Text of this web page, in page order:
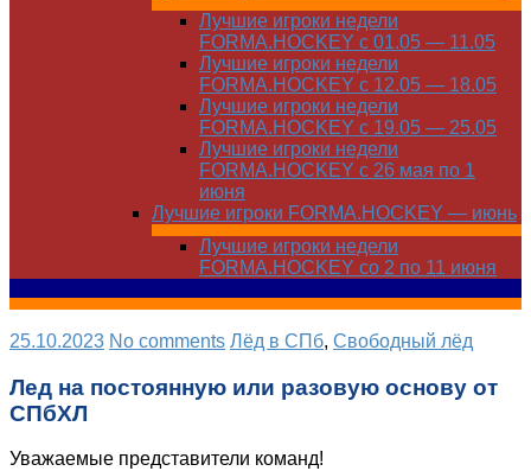
Лучшие игроки недели
FORMA.HOCKEY с 01.05 — 11.05
Лучшие игроки недели
FORMA.HOCKEY с 12.05 — 18.05
Лучшие игроки недели
FORMA.HOCKEY с 19.05 — 25.05
Лучшие игроки недели
FORMA.HOCKEY с 26 мая по 1
июня
Лучшие игроки FORMA.HOCKEY — июнь
Лучшие игроки недели
FORMA.HOCKEY со 2 по 11 июня
25.10.2023 No comments Лёд в СПб, Свободный лёд
Лед на постоянную или разовую основу от
СПбХЛ
Уважаемые представители команд!